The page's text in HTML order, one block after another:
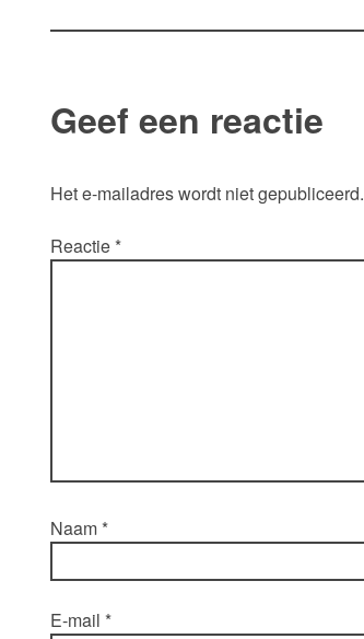
Geef een reactie
Het e-mailadres wordt niet gepubliceerd.
Reactie *
Naam *
E-mail *